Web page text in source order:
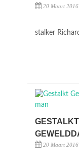
20 Maart 2016
stalker
20 Maart 2016